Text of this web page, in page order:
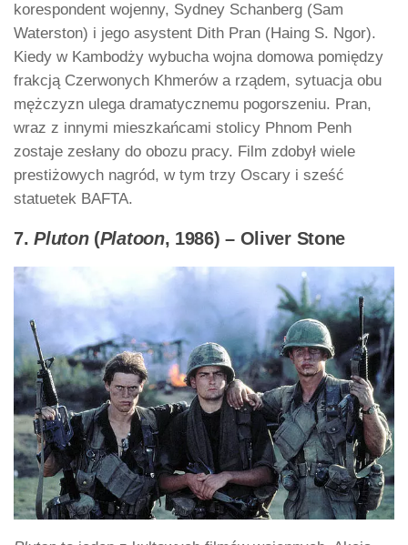
korespondent wojenny, Sydney Schanberg (Sam
Waterston) i jego asystent Dith Pran (Haing S. Ngor).
Kiedy w Kambodży wybucha wojna domowa pomiędzy
frakcją Czerwonych Khmerów a rządem, sytuacja obu
mężczyzn ulega dramatycznemu pogorszeniu. Pran,
wraz z innymi mieszkańcami stolicy Phnom Penh
zostaje zesłany do obozu pracy. Film zdobył wiele
prestiżowych nagród, w tym trzy Oscary i sześć
statuetek BAFTA.
7. Pluton(Platoon, 1986) – Oliver Stone